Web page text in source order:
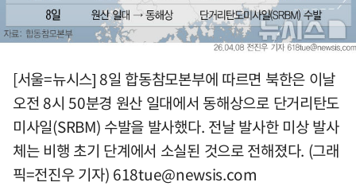
[서울=뉴시스] 8일 합동참모본부에 따르면 북한은 이날
오전 8시 50분경 원산 일대에서 동해상으로 단거리탄도
미사일(SRBM) 수발을 발사했다. 전날 발사한 미상 발사
체는 비행 초기 단계에서 소실된 것으로 전해졌다. (그래
픽=전진우 기자) 618tue@newsis.com